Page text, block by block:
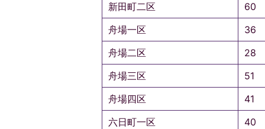
新田町二区
60
舟場一区
36
舟場二区
28
舟場三区
51
舟場四区
41
六日町一区
40